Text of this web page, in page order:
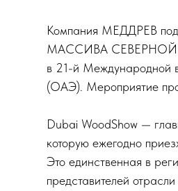
Компания МЕДДРЕВ
МАССИВА СЕВЕРНОЙ
в 21-й Международной
(ОАЭ). Мероприятие
Dubai WoodShow —
которую ежегодно
Это единственная в
представителей